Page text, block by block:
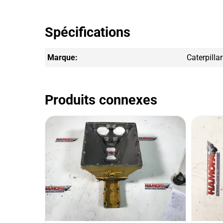
Spécifications
Marque: Caterpillar
Produits connexes